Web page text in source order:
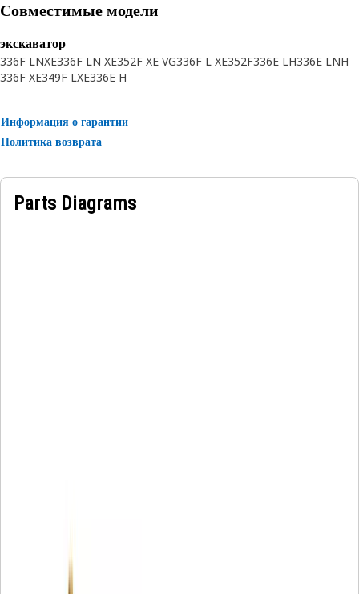
Совместимые модели
экскаватор
336F LNXE336F LN XE352F XE VG336F L XE352F336E LH336E LNH
336F XE349F LXE336E H
Информация о гарантии
Политика возврата
Parts Diagrams